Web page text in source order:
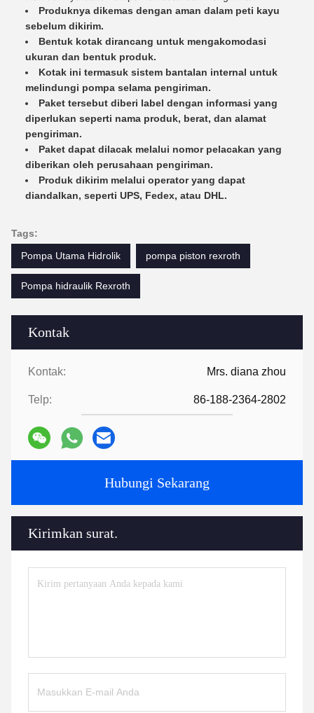
Kontak
Kontak: Mrs. diana zhou
Telp: 86-188-2364-2802
Hubungi Sekarang
Kirimkan surat.
Produknya dikemas dengan aman dalam peti kayu
sebelum dikirim.
Bentuk kotak dirancang untuk mengakomodasi
ukuran dan bentuk produk.
Kotak ini termasuk sistem bantalan internal untuk
melindungi pompa selama pengiriman.
Paket tersebut diberi label dengan informasi yang
diperlukan seperti nama produk, berat, dan alamat
pengiriman.
Paket dapat dilacak melalui nomor pelacakan yang
diberikan oleh perusahaan pengiriman.
Produk dikirim melalui operator yang dapat
diandalkan, seperti UPS, Fedex, atau DHL.
Tags:
Pompa Utama Hidrolik
pompa piston rexroth
Pompa hidraulik Rexroth